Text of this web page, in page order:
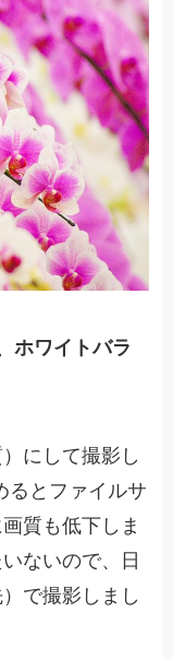
ホワイトバラ
にして撮影し
るとファイルサ
質も低下しま
ないので、日
で撮影しまし